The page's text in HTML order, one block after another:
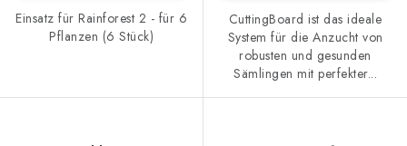
Einsatz für Rainforest 2 - für 6
Pflanzen (6 Stück)
CuttingBoard ist das ideale
System für die Anzucht von
robusten und gesunden
Sämlingen mit perfekter...